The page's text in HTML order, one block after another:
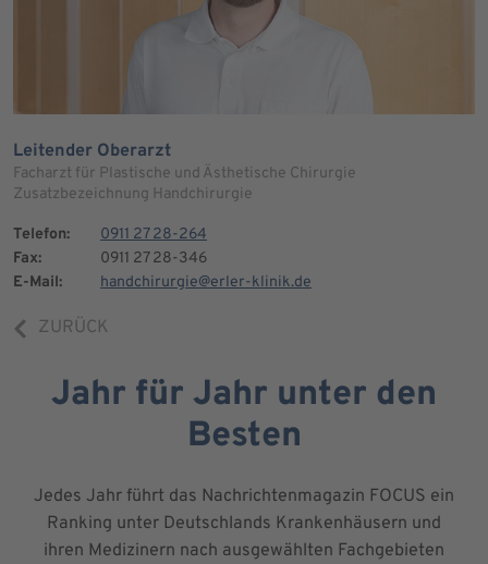
Leitender Oberarzt
Facharzt für Plastische und Ästhetische Chirurgie
Zusatzbezeichnung Handchirurgie
Telefon:
0911 27 28-264
Fax:
0911 27 28-346
E-Mail:
handchirurgie@erler-klinik.de
ZURÜCK
Jahr für Jahr unter den
Besten
Jedes Jahr führt das Nachrichtenmagazin FOCUS ein
Ranking unter Deutschlands Krankenhäusern und
ihren Medizinern nach ausgewählten Fachgebieten